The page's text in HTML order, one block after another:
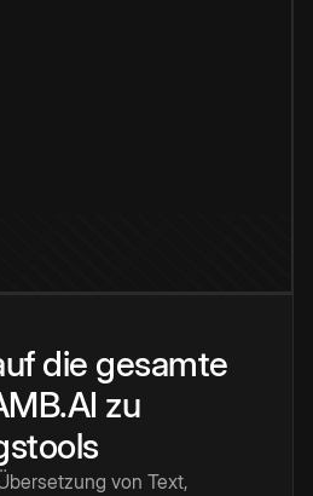
die gesamte
zu
von Text,